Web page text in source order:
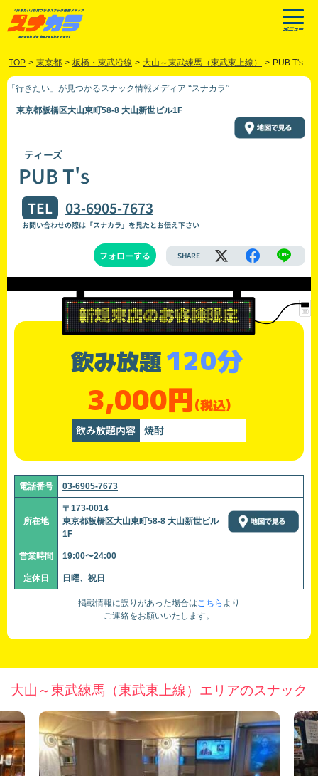
TOP > 東京都 > 板橋・東武沿線 > 大山～東武練馬（東武東上線） > PUB T's
「行きたい」が見つかるスナック情報メディア “スナカラ”
東京都板橋区大山東町58-8 大山新世ビル1F
ティーズ
PUB T's
TEL 03-6905-7673
お問い合わせの際は「スナカラ」を見たとお伝え下さい
フォローする SHARE
飲み放題120分
3,000円(税込)
飲み放題内容 焼酎
電話番号 03-6905-7673
所在地
〒173-0014
東京都板橋区大山東町58-8 大山新世ビル
1F
営業時間 19:00〜24:00
定休日 日曜、祝日
掲載情報に誤りがあった場合はこちら より
ご連絡をお願いいたします。
大山～東武練馬（東武東上線）エリアのスナック